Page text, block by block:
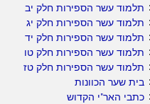
תלמוד עשר הספירות חלק יב
תלמוד עשר הספירות חלק יג
תלמוד עשר הספירות חלק יד
תלמוד עשר הספירות חלק טו
תלמוד עשר הספירות חלק טז
בית שער הכוונות
כתבי האר"י הקדוש